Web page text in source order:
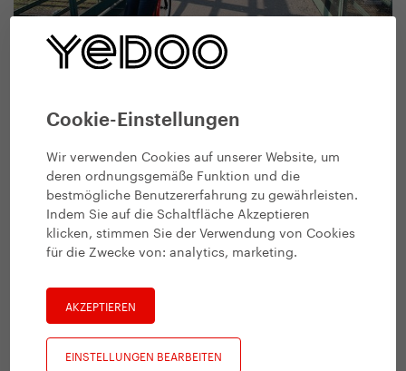
Cookie-Einstellungen
Wir verwenden Cookies auf unserer Website, um
deren ordnungsgemäße Funktion und die
bestmögliche Benutzererfahrung zu gewährleisten.
Indem Sie auf die Schaltfläche Akzeptieren
klicken, stimmen Sie der Verwendung von Cookies
für die Zwecke von:analytics, marketing.
AKZEPTIEREN
EINSTELLUNGEN BEARBEITEN